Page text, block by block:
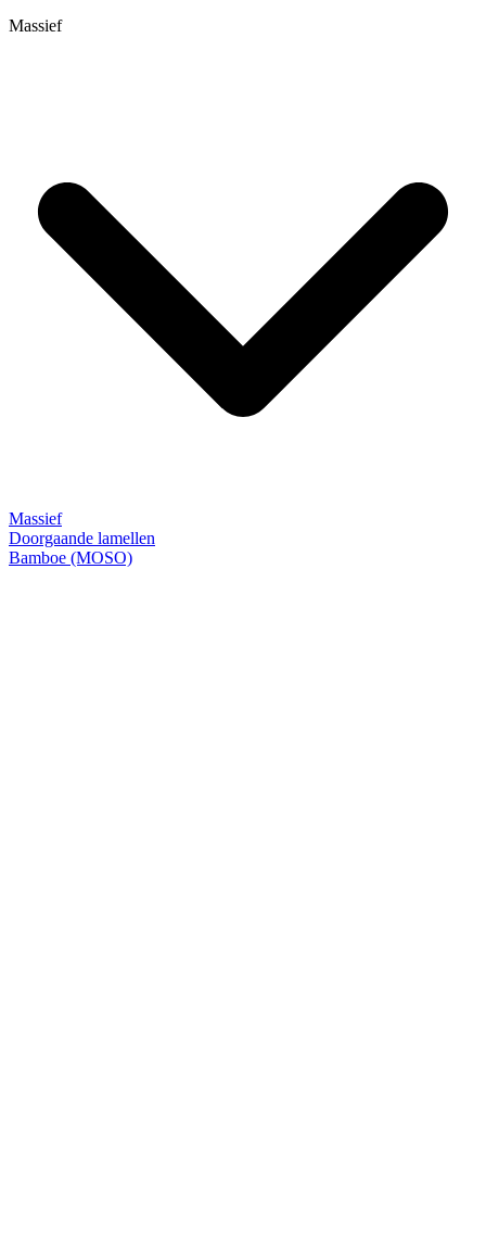
Massief
Massief
Doorgaande lamellen
Bamboe (MOSO)